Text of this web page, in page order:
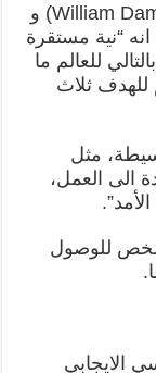
يُعّرف الخبير النفسي ويليام دامون (William Damon) و
“نية مستقرة
للعالم ما
للهدف ثلاث
مثل
الى العمل،
للوصول
الايجابي